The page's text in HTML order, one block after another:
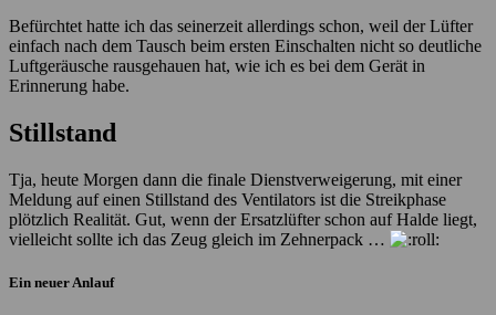
Befürchtet hatte ich das seinerzeit allerdings schon, weil der Lüfter
einfach nach dem Tausch beim ersten Einschalten nicht so deutliche
Luftgeräusche rausgehauen hat, wie ich es bei dem Gerät in
Erinnerung habe.
Stillstand
Tja, heute Morgen dann die finale Dienstverweigerung, mit einer
Meldung auf einen Stillstand des Ventilators ist die Streikphase
plötzlich Realität. Gut, wenn der Ersatzlüfter schon auf Halde liegt,
vielleicht sollte ich das Zeug gleich im Zehnerpack …
Ein neuer Anlauf